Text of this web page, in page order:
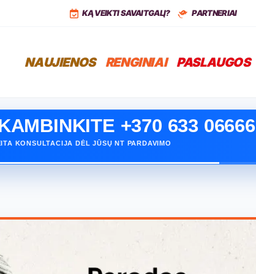
+37068399766KĄ VEIKTI SAVAITGALĮ? PARTNERIAI
NAUJIENOS RENGINIAI PASLAUGOS
+370 633 06666
KONSULTACIJA DĖL JŪSŲ NT PARDAVIMO
PARDUOTI SAVO NT?
KAIP GALIME PADĖTI PARDUOTI GREIČIAU